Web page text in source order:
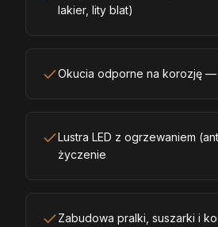
lakier, lity blat)
Okucia odporne na korozję —
Lustra LED z ogrzewaniem
życzenie
Zabudowa pralki, suszarki i